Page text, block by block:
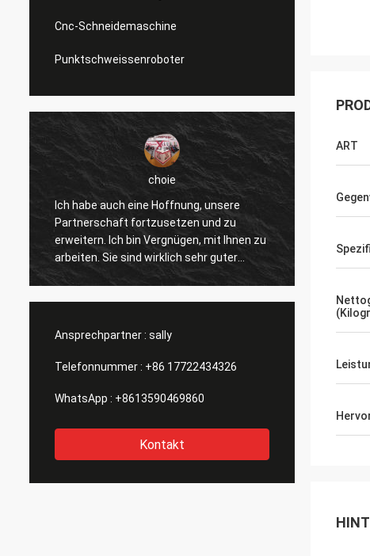
Cnc-Schneidemaschine
Punktschweissenroboter
Ihnen zu
Die
Daniel
Ich werde zur Zusammenarbeit mit Ihnen
gefallen, helfen Sie uns, unser zu
verbessern überprüfen für mich und
andere Kunden, also schätze ich Sie
wirklich, und der Preis ist angemessen
Ansprechpartner : sally
Telefonnummer : +86 17722434326
WhatsApp : +8613590469860
Kontakt
ART